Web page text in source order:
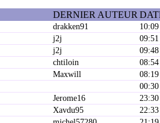
DERNIER AUTEUR
drakken91
j2j
j2j
chtiloin
Maxwill
Jerome16
Xavdu95